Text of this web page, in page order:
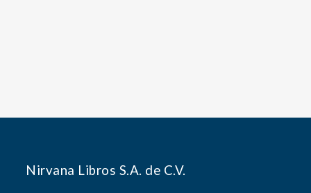
Nirvana Libros S.A. de C.V.